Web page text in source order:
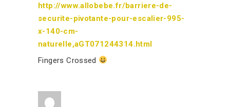
http://www.allobebe.fr/barriere-de-
securite-pivotante-pour-escalier-995-
x-140-cm-
naturelle,aGT071244314.html
Fingers Crossed